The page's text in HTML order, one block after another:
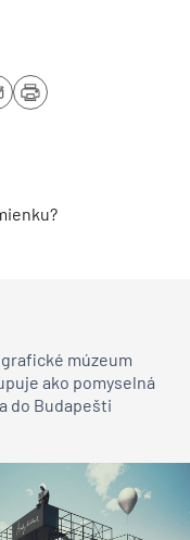
múzeum
ako pomyselná
do Budapešti